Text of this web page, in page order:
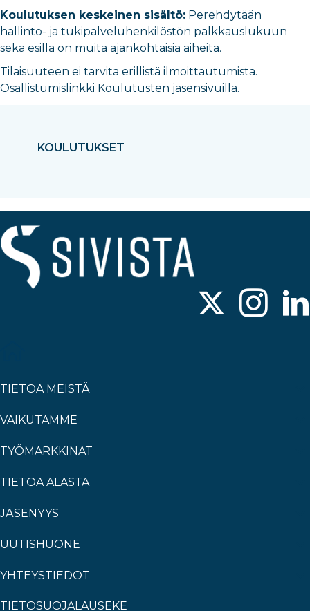
KOULUTUKSET
Koulutuksen keskeinen sisältö: Perehdytään
hallinto- ja tukipalveluhenkilöstön palkkauslukuun
sekä esillä on muita ajankohtaisia aiheita.
Tilaisuuteen ei tarvita erillistä ilmoittautumista.
Osallistumislinkki Koulutusten jäsensivuilla.
TIETOA MEISTÄ
VAIKUTAMME
TYÖMARKKINAT
TIETOA ALASTA
JÄSENYYS
UUTISHUONE
YHTEYSTIEDOT
TIETOSUOJALAUSEKE